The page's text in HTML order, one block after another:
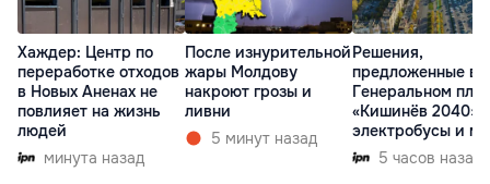
Хаждер: Центр по
переработке отходов
в Новых Аненах не
повлияет на жизнь
людей
минута назад
После изнурительной
жары Молдову
накроют грозы и
ливни
5 минут назад
Решения,
предложенные в
Генеральном
«Кишинёв 2040»:
электробусы и
5 часов назад